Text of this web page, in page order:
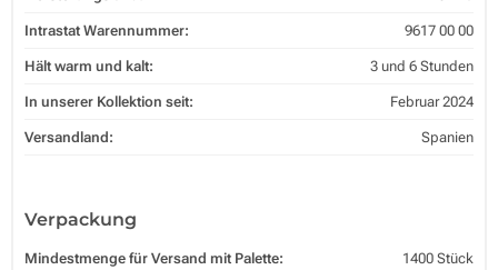
Intrastat Warennummer: 9617 00 00
Hält warm und kalt: 3 und 6 Stunden
In unserer Kollektion seit: Februar 2024
Versandland: Spanien
Verpackung
Mindestmenge für Versand mit Palette: 1400 Stück